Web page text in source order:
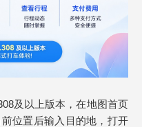
及以上版本，在地图首页
位置后输入目的地，打开